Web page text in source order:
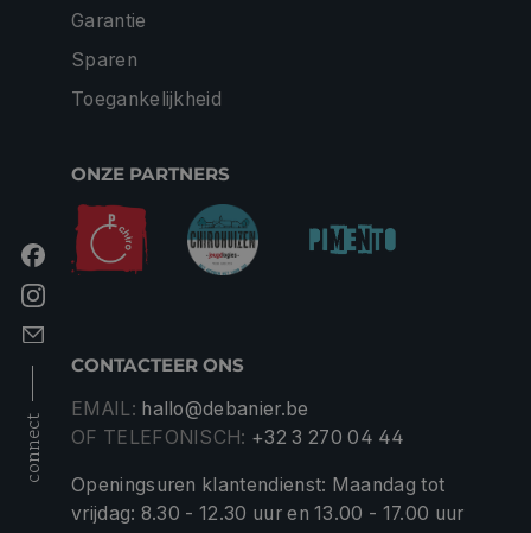
connect
Garantie
Sparen
Toegankelijkheid
ONZE PARTNERS
CONTACTEER ONS
EMAIL: hallo@debanier.be
OF TELEFONISCH: +32 3 270 04 44
Openingsuren klantendienst: Maandag tot
vrijdag: 8.30 - 12.30 uur en 13.00 - 17.00 uur